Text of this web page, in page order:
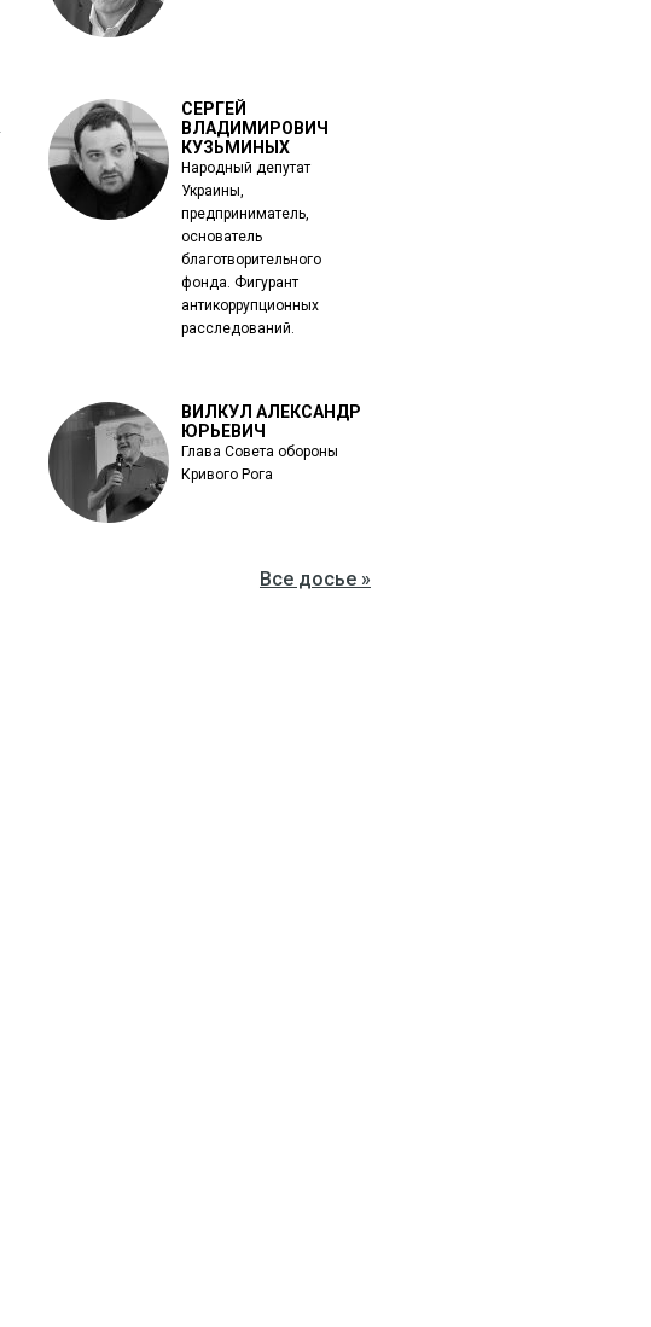
СЕРГЕЙ
ВЛАДИМИРОВИЧ
КУЗЬМИНЫХ
Народный депутат
Украины,
предприниматель,
основатель
благотворительного
фонда. Фигурант
антикоррупционных
расследований.
ВИЛКУЛ АЛЕКСАНДР
ЮРЬЕВИЧ
Глава Совета обороны
Кривого Рога
Все досье »